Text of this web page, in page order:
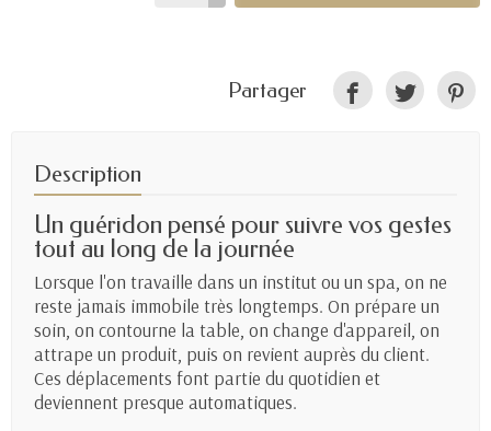
Partager
Description
Un guéridon pensé pour suivre vos gestes
tout au long de la journée
Lorsque l'on travaille dans un institut ou un spa, on ne
reste jamais immobile très longtemps. On prépare un
soin, on contourne la table, on change d'appareil, on
attrape un produit, puis on revient auprès du client.
Ces déplacements font partie du quotidien et
deviennent presque automatiques.